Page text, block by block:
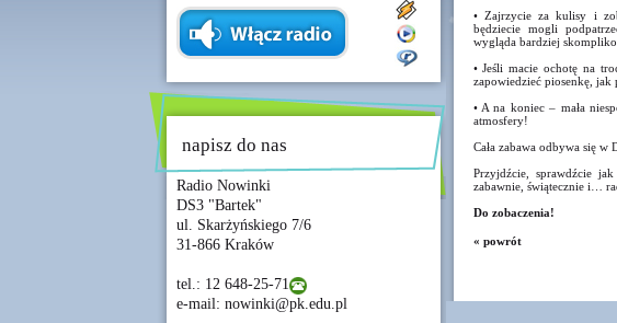
napisz do nas
Radio Nowinki
DS3 "Bartek"
ul. Skarżyńskiego 7/6
31-866 Kraków
tel.: 12 648-25-71
e-mail: nowinki@pk.edu.pl
• Zajrzycie za kulisy i
będziecie mogli
wygląda bardziej
• Jeśli macie ochotę na
zapowiedzieć piosenkę, jak
• A na koniec – mała
atmosfery!
Cała zabawa odbywa się w
Przyjdźcie, sprawdźcie
zabawnie, świątecznie i…
Do zobaczenia!
« powrót